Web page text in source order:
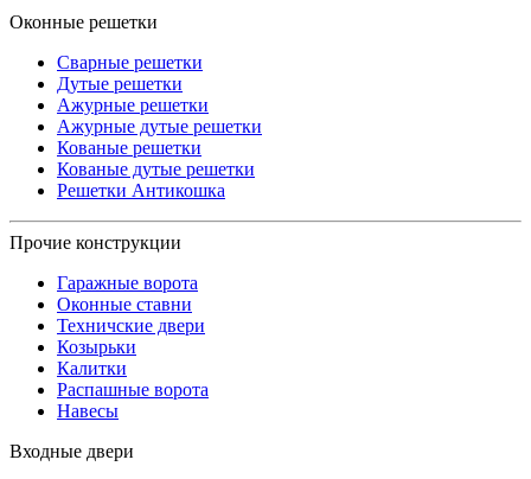
Оконные решетки
Сварные решетки
Дутые решетки
Ажурные решетки
Ажурные дутые решетки
Кованые решетки
Кованые дутые решетки
Решетки Антикошка
Прочие конструкции
Гаражные ворота
Оконные ставни
Техничские двери
Козырьки
Калитки
Распашные ворота
Навесы
Входные двери